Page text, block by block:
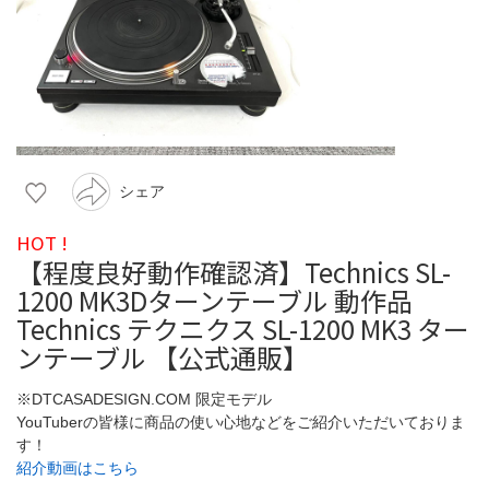
シェア
HOT !
【程度良好動作確認済】Technics SL-
1200 MK3Dターンテーブル 動作品
Technics テクニクス SL-1200 MK3 ター
ンテーブル 【公式通販】
※DTCASADESIGN.COM 限定モデル
YouTuberの皆様に商品の使い心地などをご紹介いただいておりま
す！
紹介動画はこちら